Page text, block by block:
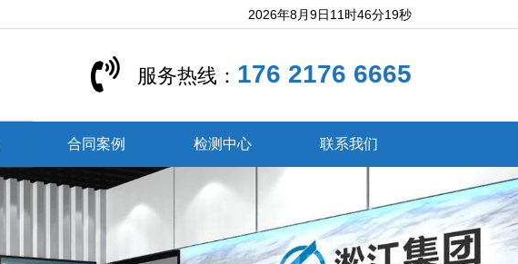
2026年8月9日11时46分20秒
服务热线： 176 2176 6665
合同案例 检测中心 联系我们